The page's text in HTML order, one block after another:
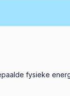
fysieke